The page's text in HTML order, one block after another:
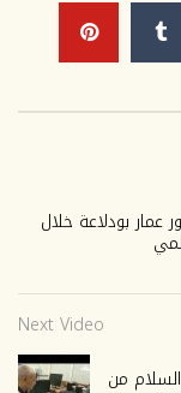
عمار بودلاعة خلال
Next Video
من